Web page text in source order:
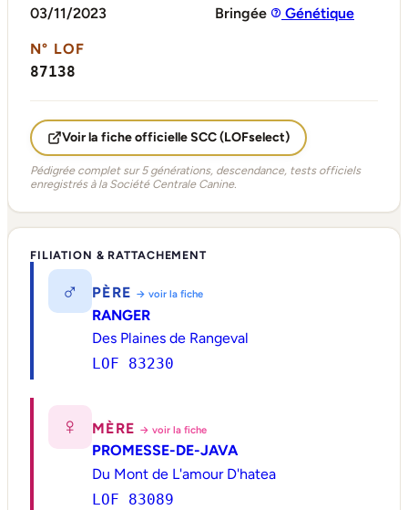
03/11/2023
Bringée
Génétique
N° LOF
87138
Voir la fiche officielle SCC (LOFselect)
Pédigrée complet sur 5 générations, descendance, tests officiels
enregistrés à la Société Centrale Canine.
FILIATION & RATTACHEMENT
♂ PÈRE → voir la fiche
RANGER
Des Plaines de Rangeval
LOF 83230
♀ MÈRE → voir la fiche
PROMESSE-DE-JAVA
Du Mont de L'amour D'hatea
LOF 83089